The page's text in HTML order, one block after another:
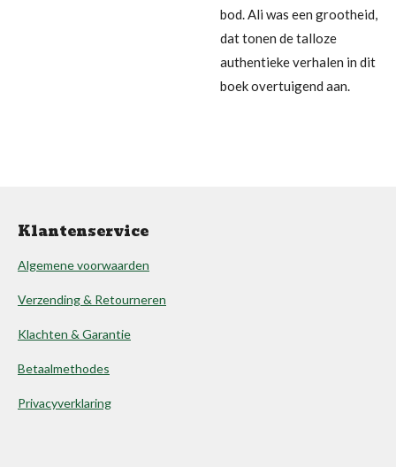
bod. Ali was een grootheid,
dat tonen de talloze
authentieke verhalen in dit
boek overtuigend aan.
Klantenservice
Algemene voorwaarden
Verzending & Retourneren
Klachten & Garantie
Betaalmethodes
Privacyverklaring